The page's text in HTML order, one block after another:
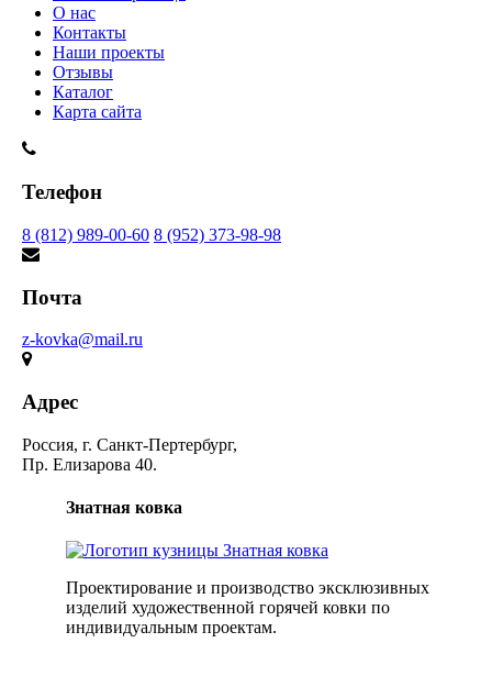
О нас
Контакты
Наши проекты
Отзывы
Каталог
Карта сайта
Телефон
8 (812) 989-00-60 8 (952) 373-98-98
Почта
z-kovka@mail.ru
Адрес
Россия, г. Санкт-Пертербург,
Пр. Елизарова 40.
Знатная ковка
Проектирование и производство эксклюзивных
изделий художественной горячей ковки по
индивидуальным проектам.